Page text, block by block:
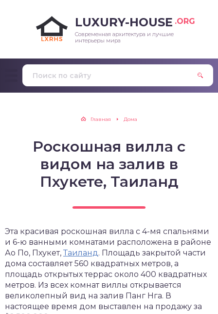
LUXURY-HOUSE .ORG
Современная архитектура и лучшие
интерьеры мира
Главная Дома
Роскошная вилла с
видом на залив в
Пхукете, Таиланд
Эта красивая роскошная вилла с 4-мя спальнями
и 6-ю ванными комнатами расположена в районе
Ао По, Пхукет, Таиланд. Площадь закрытой части
дома составляет 560 квадратных метров, а
площадь открытых террас около 400 квадратных
метров. Из всех комнат виллы открывается
великолепный вид на залив Панг Нга. В
настоящее время дом выставлен на продажу за